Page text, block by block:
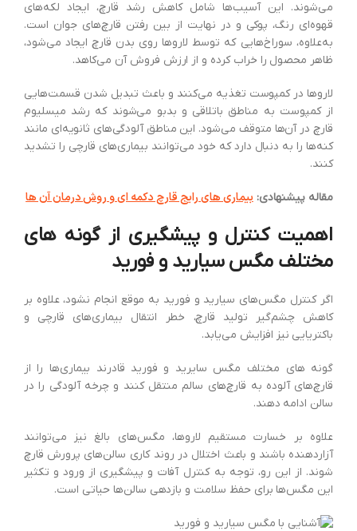
می‌شوند. این آسیب‌ها شامل کاهش رشد قارچ، ایجاد لکه‌های
قهوه‌ای رنگ، پوکی و در نهایت از بین رفتن قارچ‌های جوان است.
به‌علاوه، سوراخ‌هایی که توسط لاروها روی بدن قارچ ایجاد می‌شود،
ظاهر محصول را خراب کرده و از ارزش فروش آن می‌کاهد.
لاروها در کمپوست تغذیه می‌کنند و باعث تبدیل شدن قسمت‌هایی
از کمپوست به مناطق باتلاقی و بدبو می‌شوند که رشد میسلیوم
قارچ در آن‌ها متوقف می‌شود. این مناطق آلودگی‌های ثانویه‌ای مانند
کنه‌ها را به دنبال دارد که خود می‌توانند بیماری‌های قارچی را تشدید
کنند.
مقاله پیشنهادی:بیماری های رایج قارچ دکمه ای و روش درمان آن ها
اهمیت کنترل و پیشگیری از گونه های
مختلف مگس سیارید و فورید
اگر کنترل مگس‌های سیارید و فورید به موقع انجام نشود، علاوه بر
کاهش چشم‌گیر تولید قارچ، خطر انتقال بیماری‌های قارچی و
باکتریایی نیز افزایش می‌یابد.
گونه های مختلف مگس سایرید و فورید قادرند بیماری‌ها را از
قارچ‌های آلوده به قارچ‌های سالم منتقل کنند و چرخه آلودگی را در
سالن ادامه دهند.
علاوه بر خسارت مستقیم لاروها، مگس‌های بالغ نیز می‌توانند
آزاردهنده باشند و باعث اختلال در روند کاری سالن‌های پرورش قارچ
شوند. از این رو، توجه به کنترل آفات و پیشگیری از ورود و تکثیر
این مگس‌ها برای حفظ سلامت و بازدهی سالن‌ها حیاتی است.